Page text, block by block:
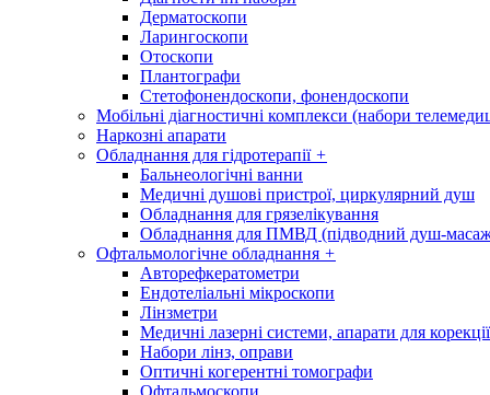
Дерматоскопи
Ларингоскопи
Отоскопи
Плантографи
Стетофонендоскопи, фонендоскопи
Мобільні діагностичні комплекси (набори
Наркозні апарати
Обладнання для гідротерапії +
Бальнеологічні ванни
Медичні душові пристрої, циркулярний душ
Обладнання для грязелікування
Обладнання для ПМВД (підводний душ-
Офтальмологічне обладнання +
Авторефкератометри
Ендотеліальні мікроскопи
Лінзметри
Медичні лазерні системи, апарати для
Набори лінз, оправи
Оптичні когерентні томографи
Офтальмоскопи